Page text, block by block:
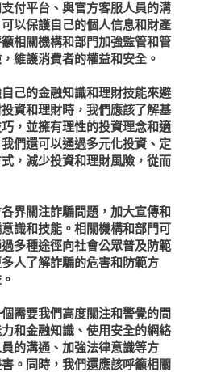
付平台、與官方客服人員的溝
以保護自己的個人信息和財產
相關機構和部門加強監管和管
維護消費者的權益和安全。
己的金融知識和理財技能來避
資和理財時，我們應該了解基
，並擁有理性的投資理念和適
們還可以通過多元化投資、定
，減少投資和理財風險，從而
界關注詐騙問題，加大宣傳和
識和技能。相關機構和部門可
多種途徑向社會公眾普及防範
人了解詐騙的危害和防範方
需要我們高度關注和警覺的問
和金融知識、使用安全的網絡
的溝通、加強法律意識等方
。同時，我們還應該呼籲相關